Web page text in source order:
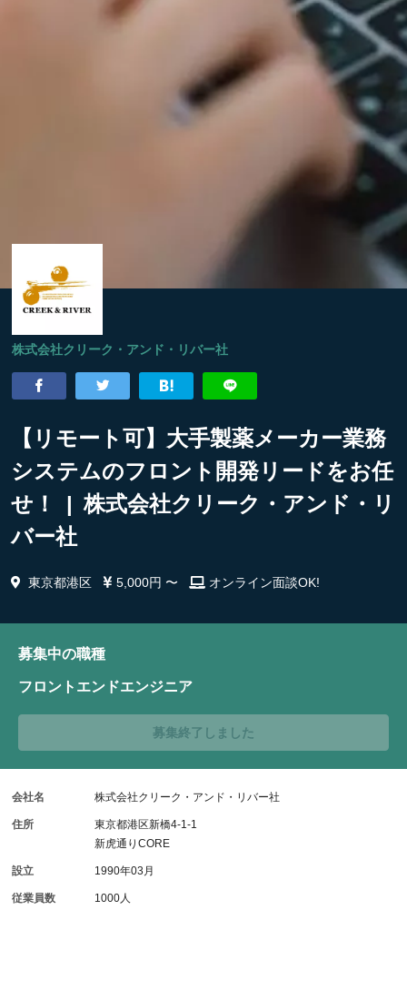
株式会社クリーク・アンド・リバー社
【リモート可】大手製薬メーカー業務
システムのフロント開発リードをお任
せ！ | 株式会社クリーク・アンド・リ
バー社
東京都港区 5,000円 〜 オンライン面談OK!
募集中の職種
フロントエンドエンジニア
募集終了しました
会社名 株式会社クリーク・アンド・リバー社
住所
東京都港区新橋4-1-1
新虎通りCORE
設立 1990年03月
従業員数 1000人